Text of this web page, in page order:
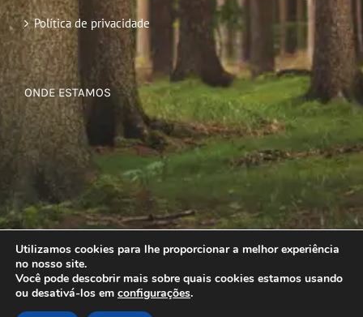
Política de privacidade
ONDE ESTAMOS
Utilizamos cookies para lhe proporcionar a melhor experiência
no nosso site.
Você pode descobrir mais sobre quais cookies estamos usando
ou desativá-los em configurações.